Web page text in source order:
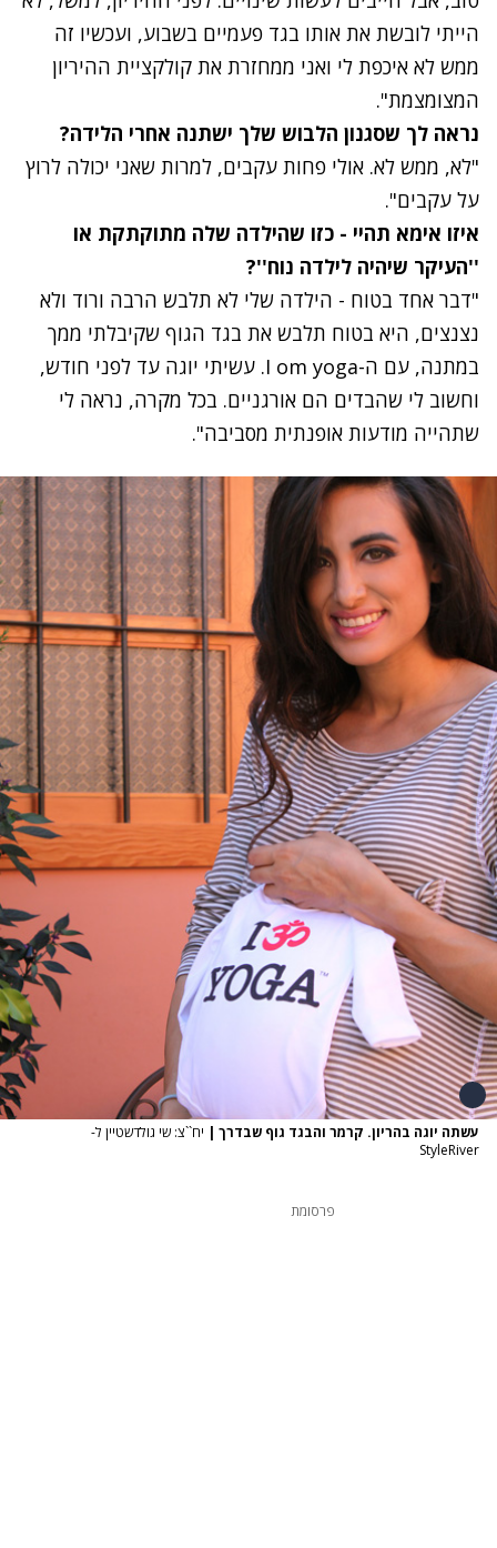
הייתי לובשת את אותו בגד פעמיים בשבוע, ועכשיו זה
ממש לא איכפת לי ואני ממחזרת את קולקציית ההיריון
המצומצמת".
נראה לך שסגנון הלבוש שלך ישתנה אחרי הלידה?
"לא, ממש לא. אולי פחות עקבים, למרות שאני יכולה לרוץ
על עקבים".
איזו אימא תהיי - כזו שהילדה שלה מתוקתקת או
''העיקר שיהיה לילדה נוח''?
"דבר אחד בטוח - הילדה שלי לא תלבש הרבה ורוד ולא
נצנצים, היא בטוח תלבש את בגד הגוף שקיבלתי ממך
במתנה, עם ה-I om yoga. עשיתי יוגה עד לפני חודש,
וחשוב לי שהבדים הם אורגניים. בכל מקרה, נראה לי
שתהייה מודעות אופנתית מסביבה".
עשתה יוגה בהריון. קרמר והבגד גוף שבדרך | יח``צ: שי גולדשטיין ל-
StyleRiver
פרסומת